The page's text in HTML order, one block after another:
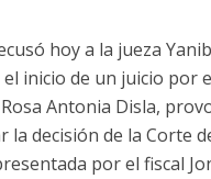
hoy a la jueza
inicio de un juicio por
Antonia Disla,
decisión de la Corte
por el fiscal